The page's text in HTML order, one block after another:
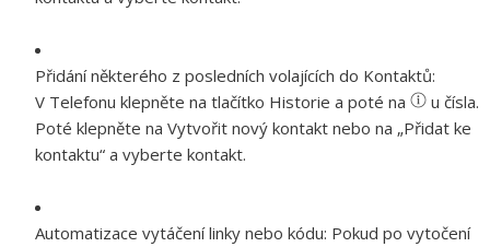
Přidání některého z posledních volajících do Kontaktů:
V Telefonu klepněte na tlačítko Historie a poté na
u čísla.
Poté klepněte na Vytvořit nový kontakt nebo na „Přidat ke
kontaktu“ a vyberte kontakt.
Automatizace vytáčení linky nebo kódu: Pokud po vytočení